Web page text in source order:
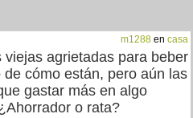
m1288 en casa
agrietadas para beber
cómo están, pero aún las
gastar más en algo
o rata?